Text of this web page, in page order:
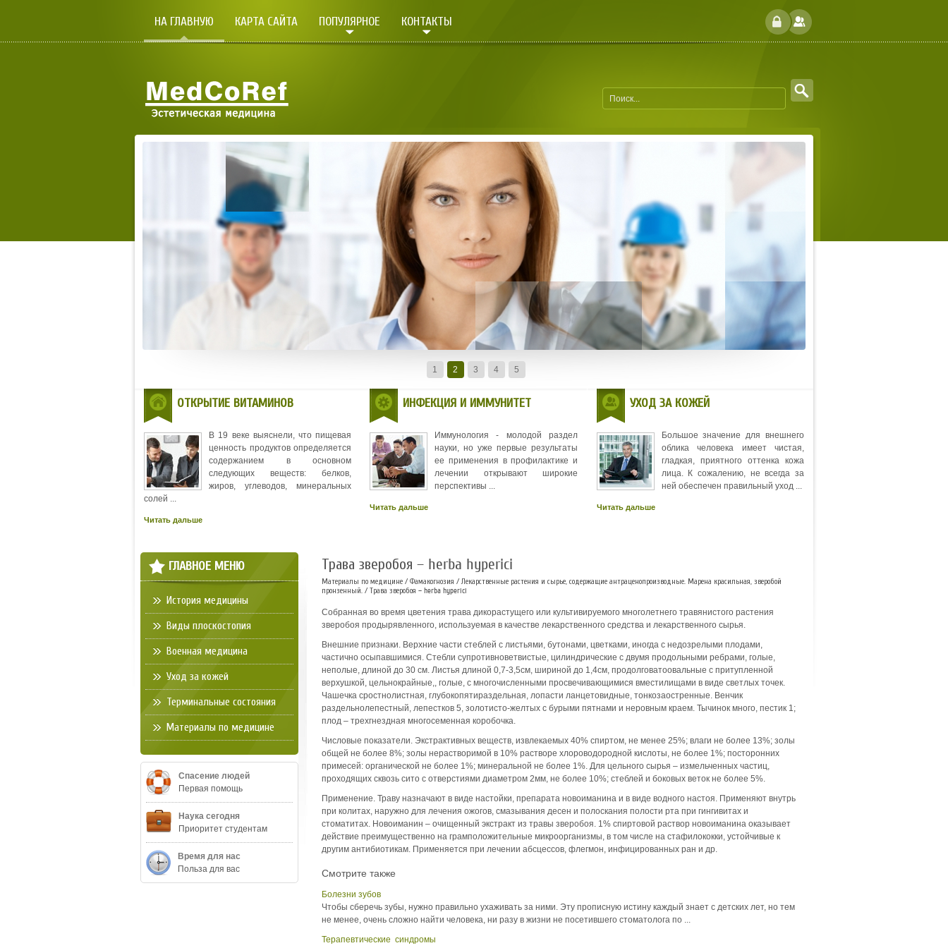
НА ГЛАВНУЮ КАРТА САЙТА ПОПУЛЯРНОЕ КОНТАКТЫ
1 2 3 4 5
ОТКРЫТИЕ ВИТАМИНОВ
В 19 веке выяснели, что пищевая
ценность продуктов определяется
содержанием в основном
следующих веществ: белков,
жиров, углеводов, минеральных
солей ...
Читать дальше
ИНФЕКЦИЯ И ИММУНИТЕТ
Иммунология - молодой раздел
науки, но уже первые результаты
ее применения в профилактике и
лечении открывают широкие
перспективы ...
Читать дальше
УХОД ЗА КОЖЕЙ
Большое значение для внешнего
облика человека имеет чистая,
гладкая, приятного оттенка кожа
лица. К сожалению, не всегда за
ней обеспечен правильный уход ...
Читать дальше
Трава зверобоя – herba hyperici
Материалы по медицине / Фамакогнозия / Лекарственные растения и сырье, содержащие антраценопроизводные. Марена красильная, зверобой
пронзенный. / Трава зверобоя – herba hyperici
Собранная во время цветения трава дикорастущего или культивируемого многолетнего травянистого растения
зверобоя продырявленного, используемая в качестве лекарственного средства и лекарственного сырья.
Внешние признаки. Верхние части стеблей с листьями, бутонами, цветками, иногда с недозрелыми плодами,
частично осыпавшимися. Стебли супротивноветвистые, цилиндрические с двумя продольными ребрами, голые,
неполые, длиной до 30 см. Листья длиной 0,7-3,5см, шириной до 1,4см, продолговатоовальные с притупленной
верхушкой, цельнокрайные,, голые, с многочисленными просвечивающимися вместилищами в виде светлых точек.
Чашечка сростнолистная, глубокопятираздельная, лопасти ланцетовидные, тонкозаостренные. Венчик
раздельнолепестный, лепестков 5, золотисто-желтых с бурыми пятнами и неровным краем. Тычинок много, пестик 1;
плод – трехгнездная многосеменная коробочка.
Числовые показатели. Экстрактивных веществ, извлекаемых 40% спиртом, не менее 25%; влаги не более 13%; золы
общей не более 8%; золы нерастворимой в 10% растворе хлороводородной кислоты, не более 1%; посторонних
примесей: органической не более 1%; минеральной не более 1%. Для цельного сырья – измельченных частиц,
проходящих сквозь сито с отверстиями диаметром 2мм, не более 10%; стеблей и боковых веток не более 5%.
Применение. Траву назначают в виде настойки, препарата новоиманина и в виде водного настоя. Применяют внутрь
при колитах, наружно для лечения ожогов, смазывания десен и полоскания полости рта при гингивитах и
стоматитах. Новоиманин – очищенный экстракт из травы зверобоя. 1% спиртовой раствор новоиманина оказывает
действие преимущественно на грамположительные микроорганизмы, в том числе на стафилококки, устойчивые к
другим антибиотикам. Применяется при лечении абсцессов, флегмон, инфицированных ран и др.
Смотрите также
Болезни зубов
Чтобы сберечь зубы, нужно правильно ухаживать за ними. Эту прописную истину каждый знает с детских лет, но тем
не менее, очень сложно найти человека, ни разу в жизни не посетившего стоматолога по ...
Терапевтические синдромы
ГЛАВНОЕ МЕНЮ
История медицины
Виды плоскостопия
Военная медицина
Уход за кожей
Терминальные состояния
Материалы по медицине
Спасение людей
Первая помощь
Наука сегодня
Приоритет студентам
Время для нас
Польза для вас